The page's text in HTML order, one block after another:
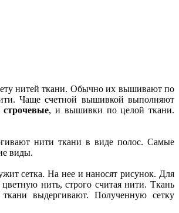
нитей ткани. Обычно их вышивают по
Чаще счетной вышивкой выполняют
строчевые, и вышивки по целой ткани.
нити ткани в виде полос. Самые
виды.
сетка. На нее и наносят рисунок. Для
нить, строго считая нити. Ткань
выдергивают. Полученную сетку